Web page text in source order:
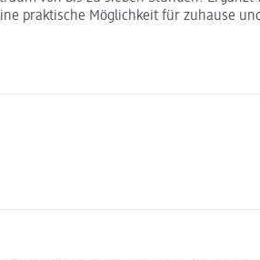
praktische Möglichkeit für zuhause